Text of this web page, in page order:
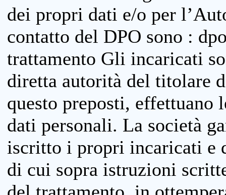
dei propri dati e/o per
contatto del DPO sono :
trattamento Gli incaricati
diretta autorità del titolare
questo preposti, effettuano
dati personali. La società
iscritto i propri incaricati e
di cui sopra istruzioni